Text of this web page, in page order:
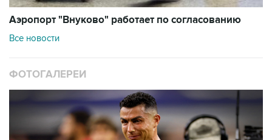
Аэропорт "Внуково" работает по согласованию
Все новости
ФОТОГАЛЕРЕИ